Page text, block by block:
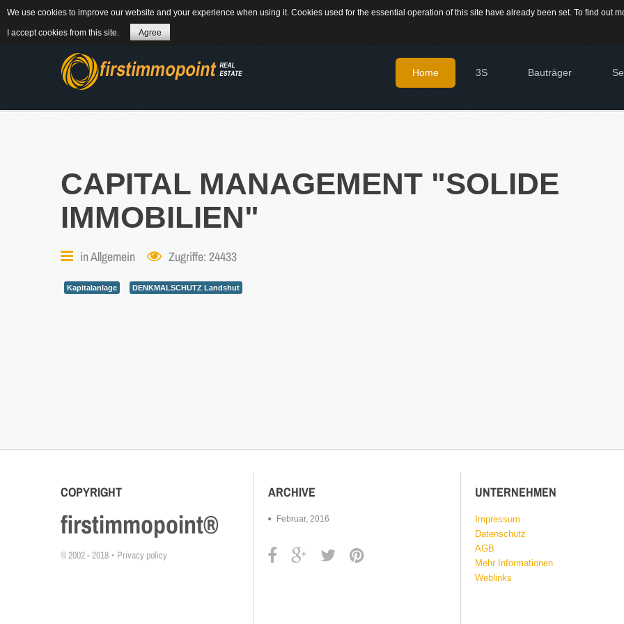
84184 Tiefenbach - Am Winkl 6 MAIL 08709-9430300
Home
Verkauf von Immobilien. Als Partner von Bauträgern,
Wohnbaugesellschaften und Privatleuten organisieren wir
den Verkauf von Wohnungen und Gewerbeflächen.
3S Bauträger
Sie
Sie
CAPITAL MANAGEMENT "SOLIDE
IMMOBILIEN"
inAllgemein Zugriffe: 24433
Kapitalanlage DENKMALSCHUTZ Landshut
UNTERNEHMEN
Impressum
Datenschutz
AGB
Mehr Informationen
Weblinks
ARCHIVE
Februar, 2016
COPYRIGHT
firstimmopoint®
© 2002 - 2018 Privacy policy
We use cookies to improve our website and your experience when using it. Cookies used for the essential operation of this site have already been set. To find out
I accept cookies from this site. Agree